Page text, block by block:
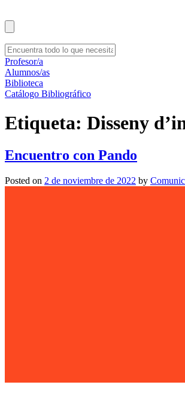
Profesor/a
Alumnos/as
Biblioteca
Catálogo Bibliográfico
Etiqueta: Disseny
Encuentro con Pando
Posted on 2 de noviembre de 2022 by